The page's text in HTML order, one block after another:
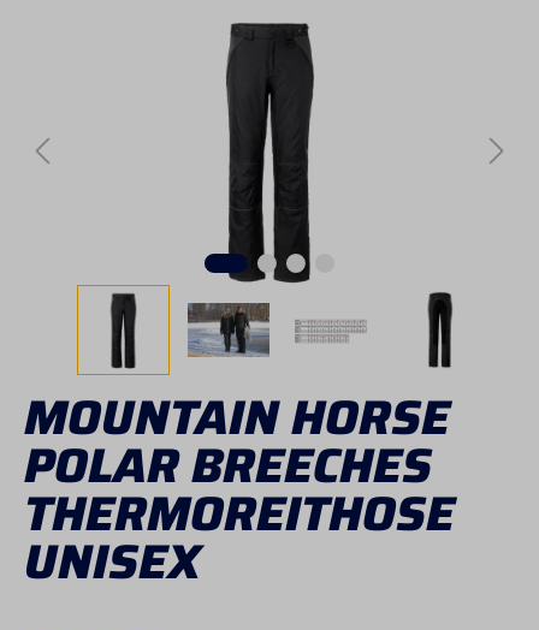
Bildergalerie überspringen
MOUNTAIN HORSE
POLAR BREECHES
THERMOREITHOSE
UNISEX